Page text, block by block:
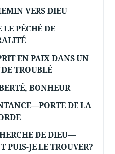
VERS DIEU
LE PÉCHÉ DE
EN PAIX DANS UN
TROUBLÉ
BONHEUR
DE LA
DE DIEU—
PUIS-JE LE TROUVER?